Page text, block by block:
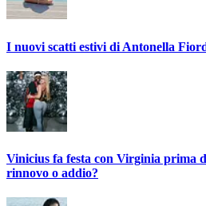
I nuovi scatti estivi di Antonella
Vinicius fa festa con Virginia prima
rinnovo o addio?